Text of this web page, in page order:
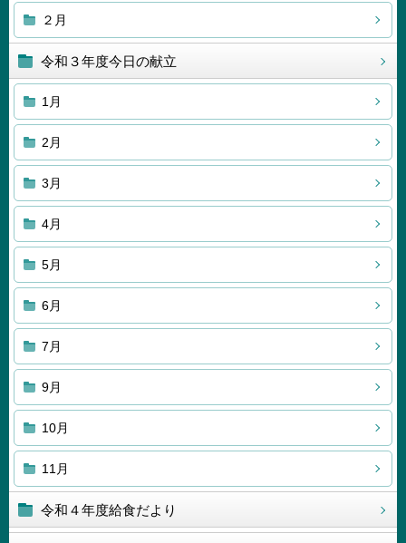
２月
令和３年度今日の献立
1月
2月
3月
4月
5月
6月
7月
9月
10月
11月
令和４年度給食だより